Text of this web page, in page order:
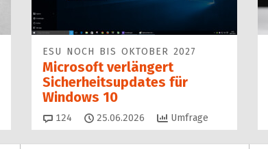
ESU NOCH BIS OKTOBER 2027
Microsoft verlängert
Sicherheitsupdates für
Windows 10
124 Kommentare
25.06.2026 Umfrage